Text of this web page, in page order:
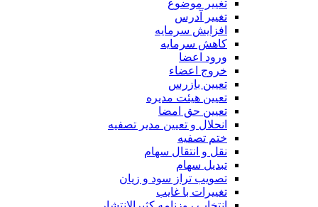
تغییر موضوع
تغییر آدرس
افزایش سرمایه
کاهش سرمایه
ورود اعضا
خروج اعضاء
تعیین بازرس
تعیین هیئت مدیره
تعیین حق امضا
انحلال و تعیین مدیر تصفیه
ختم تصفیه
نقل و انتقال سهام
تبدیل سهام
تصویب تراز سود و زیان
تغییرات با غایب